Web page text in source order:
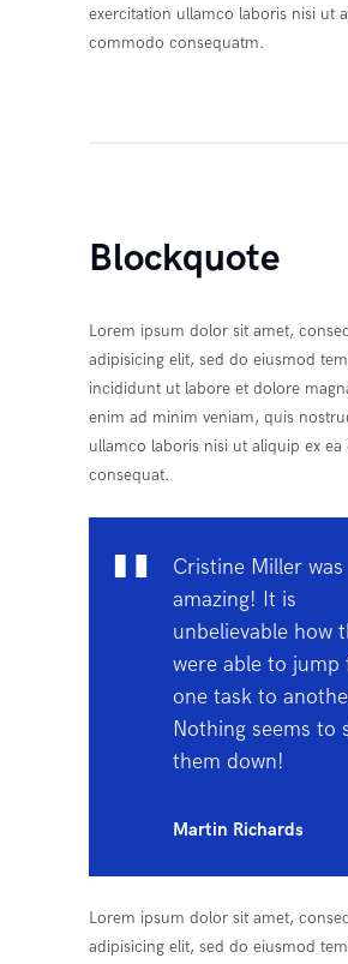
exercitation ullamco laboris nisi ut
commodo consequatm.
Blockquote
Lorem ipsum dolor sit amet,
adipisicing elit, sed do eiusmod
incididunt ut labore et dolore
enim ad minim veniam, quis
ullamco laboris nisi ut aliquip ex
consequat.
Cristine Miller was
amazing! It is
unbelievable how
were able to jump
one task to
Nothing seems to
them down!
Martin Richards
Lorem ipsum dolor sit amet,
adipisicing elit, sed do eiusmod